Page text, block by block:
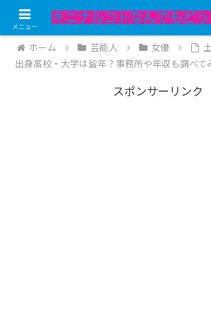
記事内にPRが含まれています。
ホーム 芸能人 女優
出身高校・大学は留年？事務所や年収も調べて
スポンサーリンク
メニュー